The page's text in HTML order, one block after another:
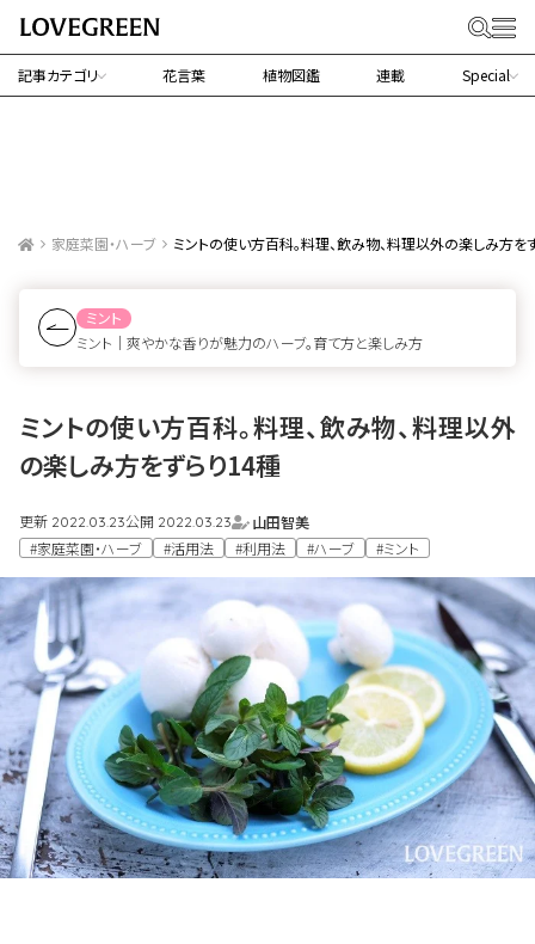
記事カテゴリ 花言葉 植物図鑑 連載 Special
家庭菜園・ハーブ ミントの使い方百科。料理、飲み物、料理以外の楽しみ方を
ミント
ミント｜爽やかな香りが魅力のハーブ。育て方と楽しみ方
ミントの使い方百科。料理、飲み物、料理以外
の楽しみ方をずらり14種
更新 2022.03.23公開 2022.03.23
山田智美
#家庭菜園・ハーブ
#活用法 #利用法 #ハーブ #ミント